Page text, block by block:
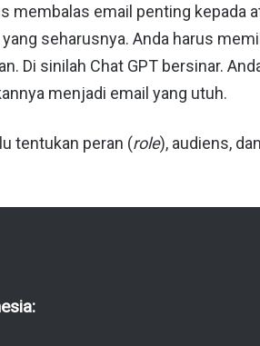
membalas email penting kepada
seharusnya. Anda harus
Di sinilah Chat GPT bersinar.
menjadi email yang utuh.
tentukan peran (role), audiens,